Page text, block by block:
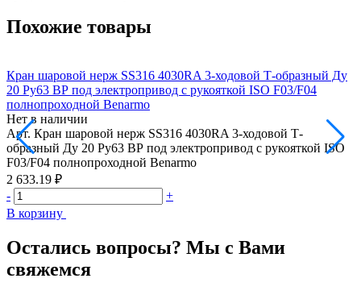
Похожие товары
Кран шаровой нерж SS316 4030RA 3-ходовой Т-образный Ду
20 Ру63 ВР под электропривод с рукояткой ISO F03/F04
полнопроходной Benarmo
Нет в наличии
Арт. Кран шаровой нерж SS316 4030RA 3-ходовой Т-
образный Ду 20 Ру63 ВР под электропривод с рукояткой ISO
F03/F04 полнопроходной Benarmo
2 633.19 ₽
-
+
В корзину
Остались вопросы? Мы с Вами
свяжемся